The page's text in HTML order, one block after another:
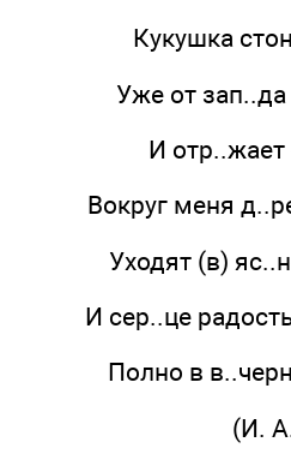
Кукушка
Уже от зап..да
И отр..жает
Вокруг меня
Уходят (в)
И сер..це
Полно в
(И. А.